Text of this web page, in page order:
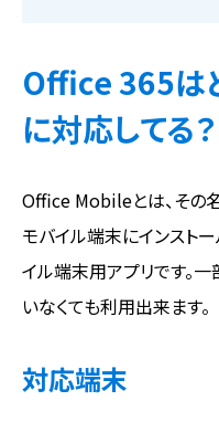
Office 365は
に対応してる？
Office Mobileとは、その
モバイル端末にインスト
イル端末用アプリです。
いなくても利用出来ます。
対応端末